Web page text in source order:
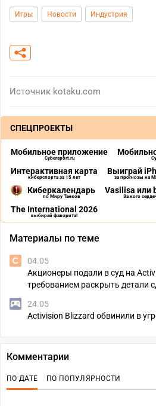
Игры Новости Индустрия
Источник kotaku.com
СПЕЦПРОЕКТЫ
Мобильное приложение
Cybersport.ru
Интерактивная карта
киберспорта за 15 лет
Выиграй
за прогнозы на
Киберкалендарь
по Миру Танков
Vasilisa или
За кого
The International 2026
выбирай фаворита!
Материалы по теме
04.05
Акционеры подали в суд на
требованием раскрыть детали
24.05
Activision Blizzard обвинили в
Комментарии
ПО ДАТЕ ПО ПОПУЛЯРНОСТИ